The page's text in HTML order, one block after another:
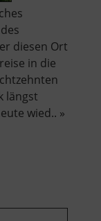
diesen Ort
in die
längst
wied.. »